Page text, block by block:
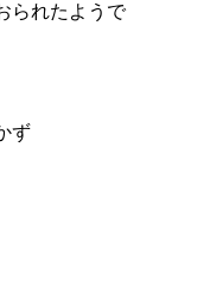
られたようで
ず